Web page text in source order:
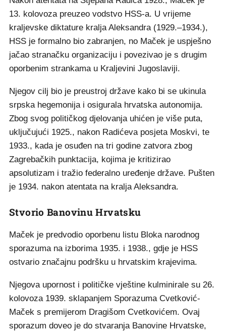
13. kolovoza preuzeo vodstvo HSS-a. U vrijeme
kraljevske diktature kralja Aleksandra (1929.–1934.),
HSS je formalno bio zabranjen, no Maček je uspješno
jačao stranačku organizaciju i povezivao je s drugim
oporbenim strankama u Kraljevini Jugoslaviji.
Njegov cilj bio je preustroj države kako bi se ukinula
srpska hegemonija i osigurala hrvatska autonomija.
Zbog svog političkog djelovanja uhićen je više puta,
uključujući 1925., nakon Radićeva posjeta Moskvi, te
1933., kada je osuđen na tri godine zatvora zbog
Zagrebačkih punktacija, kojima je kritizirao
apsolutizam i tražio federalno uređenje države. Pušten
je 1934. nakon atentata na kralja Aleksandra.
Stvorio Banovinu Hrvatsku
Maček je predvodio oporbenu listu Bloka narodnog
sporazuma na izborima 1935. i 1938., gdje je HSS
ostvario značajnu podršku u hrvatskim krajevima.
Njegova upornost i političke vještine kulminirale su 26.
kolovoza 1939. sklapanjem Sporazuma Cvetković-
Maček s premijerom Dragišom Cvetkovićem. Ovaj
sporazum doveo je do stvaranja Banovine Hrvatske,